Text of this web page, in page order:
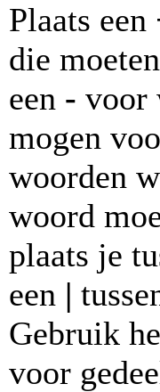
Plaats een
die
een - voor
mogen
woorden
woord
plaats je
een |
Gebruik
voor